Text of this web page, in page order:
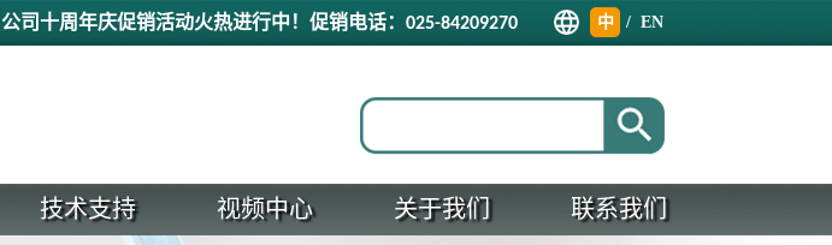
中
/ EN
公司十周年庆促销活动火热进行中！促销电话： 025-84209270
技术支持 视频中心 关于我们 联系我们